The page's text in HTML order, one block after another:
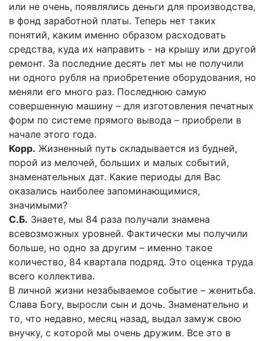
или не очень, появлялись деньги для производства,
в фонд заработной платы. Теперь нет таких
понятий, каким именно образом расходовать
средства, куда их направить - на крышу или другой
ремонт. За последние десять лет мы не получили
ни одного рубля на приобретение оборудования, но
меняли его много раз. Последнюю самую
совершенную машину – для изготовления печатных
форм по системе прямого вывода – приобрели в
начале этого года.
Корр. Жизненный путь складывается из будней,
порой из мелочей, больших и малых событий,
знаменательных дат. Какие периоды для Вас
оказались наиболее запоминающимися,
значимыми?
С.Б. Знаете, мы 84 раза получали знамена
всевозможных уровней. Фактически мы получили
больше, но одно за другим – именно такое
количество, 84 квартала подряд. Это оценка труда
всего коллектива.
В личной жизни незабываемое событие – женитьба.
Слава Богу, выросли сын и дочь. Знаменательно и
то, что недавно, месяц назад, выдал замуж свою
внучку, с которой мы очень дружим. Все это в